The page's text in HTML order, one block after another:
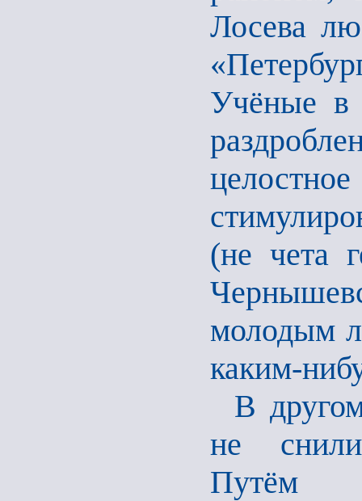
Лосева
Учёные в
(не чета
молодым
каким-
В
не
Путём